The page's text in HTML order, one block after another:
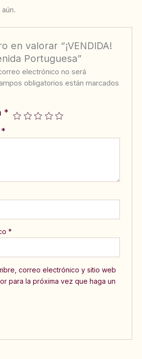
en valorar “¡VENDIDA!
Portuguesa”
electrónico no será
obligatorios están marcados
*
*
*
correo electrónico y sitio web
para la próxima vez que haga un